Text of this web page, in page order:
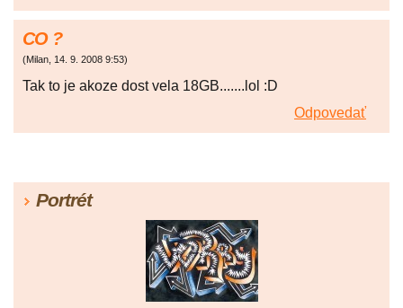
CO ?
(Milan, 14. 9. 2008 9:53)
Tak to je akoze dost vela 18GB.......lol :D
Odpovedať
Portrét